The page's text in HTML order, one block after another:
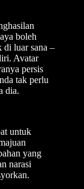
boleh
di luar sana –
Avatar
persis
tak perlu
dia.
untuk
yang
narasi